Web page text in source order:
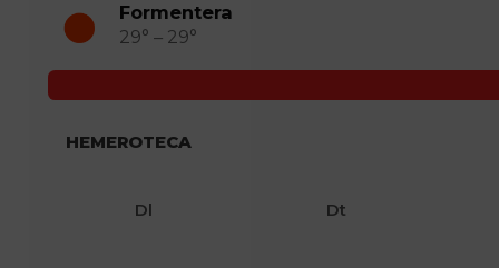
Formentera
29° – 29°
HEMEROTECA
Dl Dt